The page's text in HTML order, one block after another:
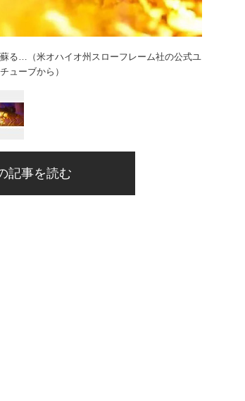
る…（米オハイオ州スローフレーム社の公式ユ
ューブから）
記事を読む